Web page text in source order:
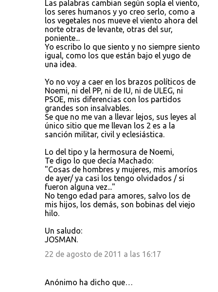
Las palabras cambian según sopla el viento,
los seres humanos y yo creo serlo, como a
los vegetales nos mueve el viento ahora del
norte otras de levante, otras del sur,
poniente...
Yo escribo lo que siento y no siempre siento
igual, como los que están bajo el yugo de
una idea.
Yo no voy a caer en los brazos políticos de
Noemi, ni del PP, ni de IU, ni de ULEG, ni
PSOE, mis diferencias con los partidos
grandes son insalvables.
Se que no me van a llevar lejos, sus leyes al
único sitio que me llevan los 2 es a la
sanción militar, civil y eclesiástica.
Lo del tipo y la hermosura de Noemi,
Te digo lo que decía Machado:
"Cosas de hombres y mujeres, mis amoríos
de ayer/ ya casi los tengo olvidados / si
fueron alguna vez..."
No tengo edad para amores, salvo los de
mis hijos, los demás, son bobinas del viejo
hilo.
Un saludo:
JOSMAN.
22 de agosto de 2011 a las 16:17
Anónimo ha dicho que…